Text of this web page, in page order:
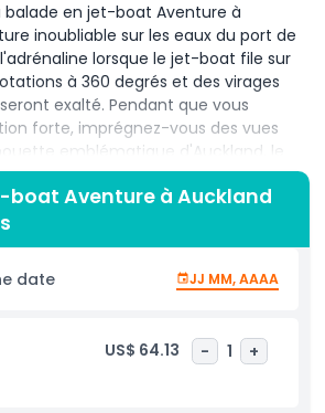
balade en jet-boat Aventure à
inoubliable sur les eaux du port de
lorsque le jet-boat file sur
à 360 degrés et des virages
exalté. Pendant que vous
forte, imprégnez-vous des vues
emblématique d'Auckland, le
Rangitoto.
touristiques, parfaite pour les
les vagues, offrant une expérience
palpitante. La balade en jet-boat
est un moyen idéal d'explorer la
boat Aventure à Auckland
date JJ MM, AAAA
US$ 64.13 - 1 +